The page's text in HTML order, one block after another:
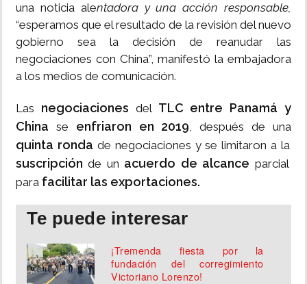
una noticia alentadora y una acción responsable,
“esperamos que el resultado de la revisión del nuevo
gobierno sea la decisión de reanudar las
negociaciones con China”, manifestó la embajadora
a los medios de comunicación.
Las negociaciones del TLC entre Panamá y
China se enfriaron en 2019, después de una
quinta ronda de negociaciones y se limitaron a la
suscripciónde un acuerdo de alcance parcial
para facilitar las exportaciones.
Te puede interesar
¡Tremenda fiesta por la
fundación del corregimiento
Victoriano Lorenzo!